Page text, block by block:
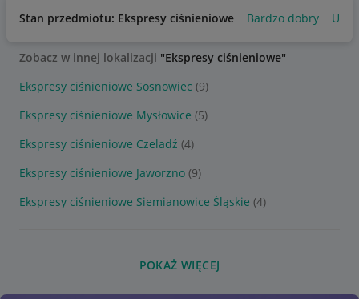
Stan przedmiotu: Ekspresy ciśnieniowe Bardzo dobry
Zobacz w innej lokalizacji "Ekspresy ciśnieniowe"
Ekspresy ciśnieniowe Sosnowiec (9)
Ekspresy ciśnieniowe Mysłowice (5)
Ekspresy ciśnieniowe Czeladź (4)
Ekspresy ciśnieniowe Jaworzno (9)
Ekspresy ciśnieniowe Siemianowice Śląskie (4)
POKAŻ WIĘCEJ